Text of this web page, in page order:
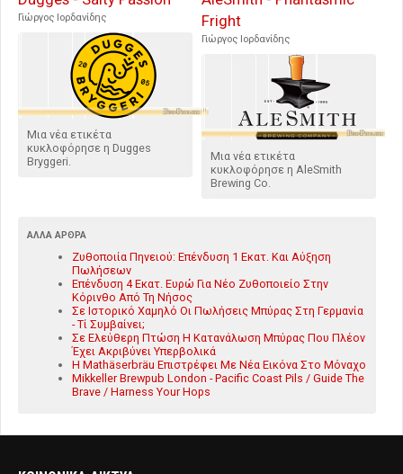
Γιώργος Ιορδανίδης
Μια νέα ετικέτα
κυκλοφόρησε η Dugges
Bryggeri.
Fright
Γιώργος Ιορδανίδης
Μια νέα ετικέτα
κυκλοφόρησε η AleSmith
Brewing Co.
ΆΛΛΑ ΆΡΘΡΑ
Ζυθοποιία Πηνειού: Επένδυση 1 Εκατ. Και Αύξηση
Πωλήσεων
Επένδυση 4 Εκατ. Ευρώ Για Νέο Ζυθοποιείο Στην
Κόρινθο Από Τη Νήσος
Σε Ιστορικό Χαμηλό Οι Πωλήσεις Μπύρας Στη Γερμανία
- Τί Συμβαίνει;
Σε Ελεύθερη Πτώση Η Κατανάλωση Μπύρας Που Πλέον
Έχει Ακριβύνει Υπερβολικά
Η Mathäserbräu Επιστρέφει Με Νέα Εικόνα Στο Μόναχο
Mikkeller Brewpub London - Pacific Coast Pils / Guide The
Brave / Harness Your Hops